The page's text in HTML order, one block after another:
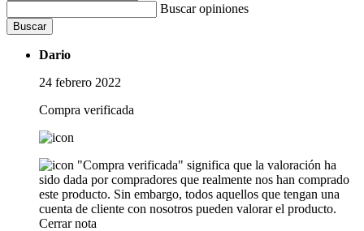
Buscar opiniones
Buscar
Dario
24 febrero 2022
Compra verificada
"Compra verificada" significa que la valoración ha
sido dada por compradores que realmente nos han comprado
este producto. Sin embargo, todos aquellos que tengan una
cuenta de cliente con nosotros pueden valorar el producto.
Cerrar nota